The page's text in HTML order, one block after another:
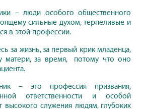
– люди особого общественного
сильные духом, терпеливые и
в этой профессии.
за жизнь, за первый крик младенца,
матери, за время, потому что оно
– это профессия призвания,
ответственности и особой
высокого служения людям, глубоких